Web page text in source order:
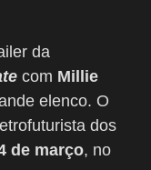
da
com Millie
elenco. O
dos
de março, no